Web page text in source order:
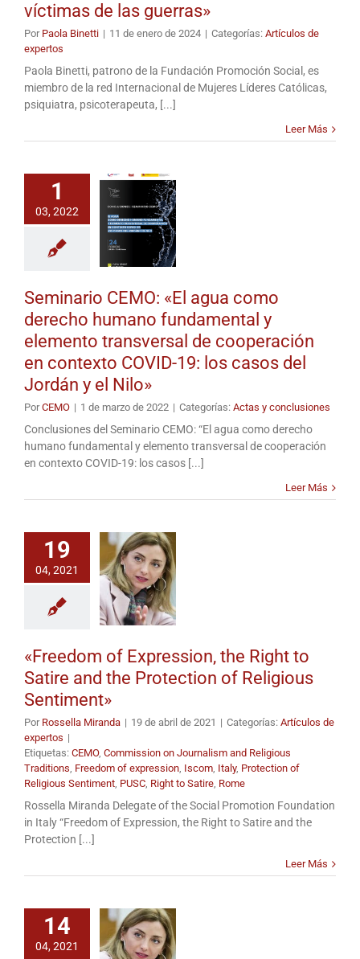
víctimas de las guerras»
Por Paola Binetti | 11 de enero de 2024 | Categorías: Artículos de
expertos
Paola Binetti, patrono de la Fundación Promoción Social, es
miembro de la red Internacional de Mujeres Líderes Católicas,
psiquiatra, psicoterapeuta, [...]
Leer Más
1
03, 2022
Seminario CEMO: «El agua como
derecho humano fundamental y
elemento transversal de cooperación
en contexto COVID-19: los casos del
Jordán y el Nilo»
PorCEMO | 1 de marzo de 2022 | Categorías: Actas y conclusiones
Conclusiones del Seminario CEMO: “El agua como derecho
humano fundamental y elemento transversal de cooperación
en contexto COVID-19: los casos [...]
Leer Más
19
04, 2021
«Freedom of Expression, the Right to
Satire and the Protection of Religious
Sentiment»
Por Rossella Miranda | 19 de abril de 2021 | Categorías: Artículos de
expertos |
Etiquetas: CEMO, Commission on Journalism and Religious
Traditions, Freedom of expression, Iscom, Italy, Protection of
Religious Sentiment, PUSC, Right to Satire, Rome
Rossella Miranda Delegate of the Social Promotion Foundation
in Italy “Freedom of Expression, the Right to Satire and the
Protection [...]
Leer Más
14
04, 2021